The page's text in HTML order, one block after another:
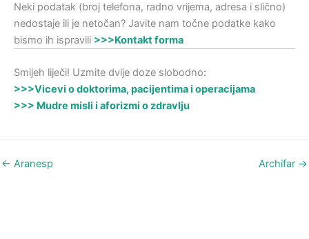
Neki podatak (broj telefona, radno vrijema, adresa i slično)
nedostaje ili je netočan? Javite nam točne podatke kako
bismo ih ispravili >>>Kontakt forma
Smijeh liječi! Uzmite dvije doze slobodno:
>>>Vicevi o doktorima, pacijentima i operacijama
>>> Mudre misli i aforizmi o zdravlju
← Aranesp Archifar →